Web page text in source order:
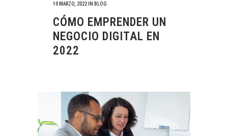
10 MARZO, 2022 IN BLOG
CÓMO EMPRENDER UN
NEGOCIO DIGITAL EN
2022